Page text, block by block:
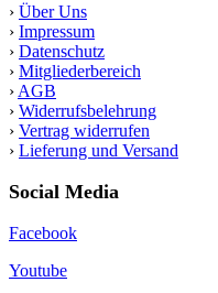
› Über Uns
› Impressum
› Datenschutz
› Mitgliederbereich
› AGB
› Widerrufsbelehrung
› Vertrag widerrufen
› Lieferung und Versand
Social Media
Facebook
Youtube